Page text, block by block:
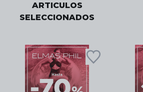
ARTICULOS
SELECCIONADOS